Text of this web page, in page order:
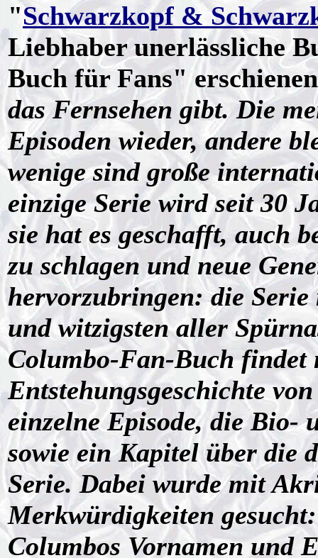
"Schwarzkopf &
Liebhaber unerlässliche
Buch für Fans"
das Fernsehen gibt. Die
Episoden wieder, andere
wenige sind große
einzige Serie wird seit 30
sie hat es geschafft, auch
zu schlagen und neue
hervorzubringen: die
und witzigsten aller
Columbo-Fan-Buch findet
Entstehungsgeschichte
einzelne Episode, die Bio-
sowie ein Kapitel über die
Serie. Dabei wurde mit
Merkwürdigkeiten
Columbos Vornamen und